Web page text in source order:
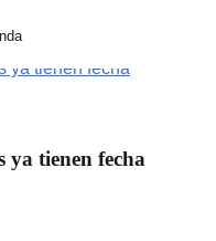
ya tienen fecha